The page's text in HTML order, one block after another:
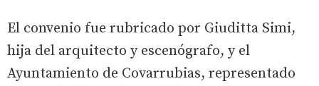
El convenio fue rubricado por Giuditta Simi,
hija del arquitecto y escenógrafo, y el
Ayuntamiento de Covarrubias, representado